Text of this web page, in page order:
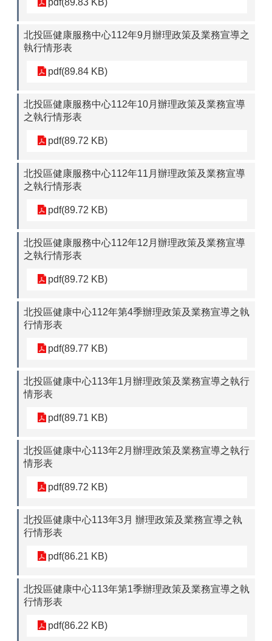
pdf(89.83 KB)
北投區健康服務中心112年9月辦理政策及業務宣導之
執行情形表
pdf(89.84 KB)
北投區健康服務中心112年10月辦理政策及業務宣導
之執行情形表
pdf(89.72 KB)
北投區健康服務中心112年11月辦理政策及業務宣導
之執行情形表
pdf(89.72 KB)
北投區健康服務中心112年12月辦理政策及業務宣導
之執行情形表
pdf(89.72 KB)
北投區健康中心112年第4季辦理政策及業務宣導之執
行情形表
pdf(89.77 KB)
北投區健康中心113年1月辦理政策及業務宣導之執行
情形表
pdf(89.71 KB)
北投區健康中心113年2月辦理政策及業務宣導之執行
情形表
pdf(89.72 KB)
北投區健康中心113年3月 辦理政策及業務宣導之執
行情形表
pdf(86.21 KB)
北投區健康中心113年第1季辦理政策及業務宣導之執
行情形表
pdf(86.22 KB)